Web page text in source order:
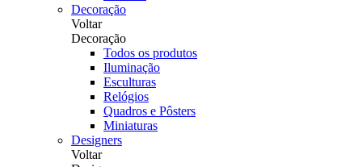
Decoração
Voltar
Decoração
Todos os produtos
Iluminação
Esculturas
Relógios
Quadros e Pôsters
Miniaturas
Designers
Voltar